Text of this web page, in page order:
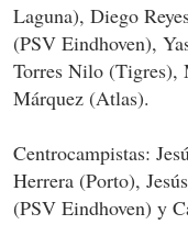
Laguna), Diego
(PSV Eindhoven),
Torres Nilo (Tigres),
Márquez (Atlas).
Centrocampistas:
Herrera (Porto),
(PSV Eindhoven) y